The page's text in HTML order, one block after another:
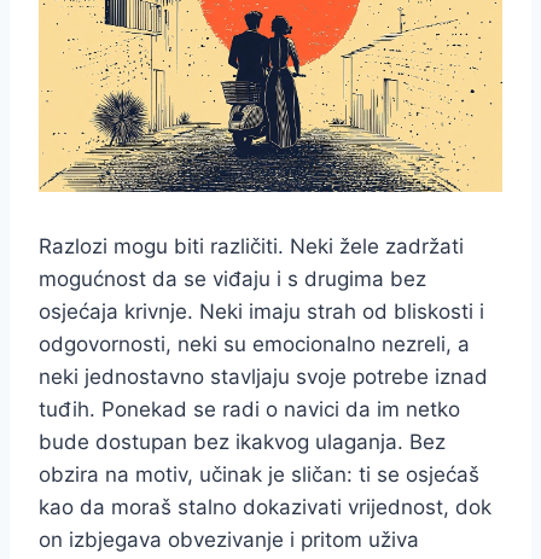
Razlozi mogu biti različiti. Neki žele zadržati
mogućnost da se viđaju i s drugima bez
osjećaja krivnje. Neki imaju strah od bliskosti i
odgovornosti, neki su emocionalno nezreli, a
neki jednostavno stavljaju svoje potrebe iznad
tuđih. Ponekad se radi o navici da im netko
bude dostupan bez ikakvog ulaganja. Bez
obzira na motiv, učinak je sličan: ti se osjećaš
kao da moraš stalno dokazivati vrijednost, dok
on izbjegava obvezivanje i pritom uživa